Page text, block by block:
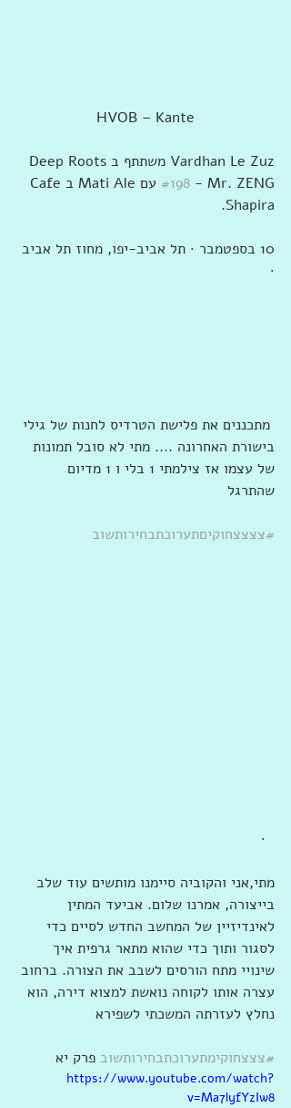
HVOB – Kante
#198
- Mr. ZENG‎‏ עם ‏‎Mati Ale‎‏ ב‏‎Cafe
Shapira‎‏.
10 בספטמבר · ‏תל אביב-יפו‏, ‏מחוז תל אביב‏
·
מתכננים את פלישת הטרדיס לחנות של גילי
בישורת האחרונה .... מתי לא סובל תמונות
של עצמו אז צילמתי 1 בלי ו 1 מדיום
שהתרגל
#צצצצחוקיםתערוכתבחירותשוב
מתי,אני והקוביה סיימנו מותשים עוד שלב
בייצורה, אמרנו שלום. אביעד המתין
לאינדיזיין של המחשב החדש לסיים כדי
לסגור ותוך כדי שהוא מתאר גרפית איך
שינויי מתח הורסים לשבב את הצורה. ברחוב
עצרה אותו לקוחה נואשת למצוא דירה, הוא
נחלץ לעזרתה המשכתי לשפירא
#צצצחוקימתערוכתבחירותשוב פרק יא
https://www.youtube.com/watch?
v=Ma7lyfYzIw8